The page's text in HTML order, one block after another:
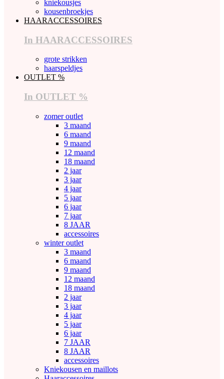
kniekousjes
kousenbroekjes
HAARACCESSOIRES
In HAARACCESSOIRES
grote strikken
haarspeldjes
OUTLET %
In OUTLET %
zomer outlet
3 maand
6 maand
9 maand
12 maand
18 maand
2 jaar
3 jaar
4 jaar
5 jaar
6 jaar
7 jaar
8 JAAR
accessoires
winter outlet
3 maand
6 maand
9 maand
12 maand
18 maand
2 jaar
3 jaar
4 jaar
5 jaar
6 jaar
7 JAAR
8 JAAR
accessoires
Kniekousen en maillots